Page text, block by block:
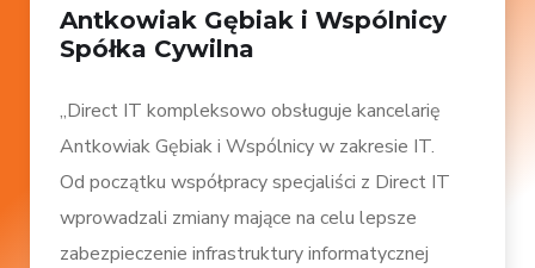
Antkowiak Gębiak i Wspólnicy
Spółka Cywilna
„Direct IT kompleksowo obsługuje kancelarię
Antkowiak Gębiak i Wspólnicy w zakresie IT.
Od początku współpracy specjaliści z Direct IT
wprowadzali zmiany mające na celu lepsze
zabezpieczenie infrastruktury informatycznej